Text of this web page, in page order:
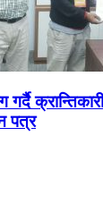
गर्दै
पत्र